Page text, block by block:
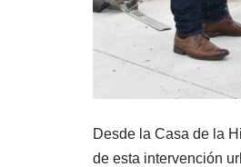
Desde la Casa de la
de esta intervención